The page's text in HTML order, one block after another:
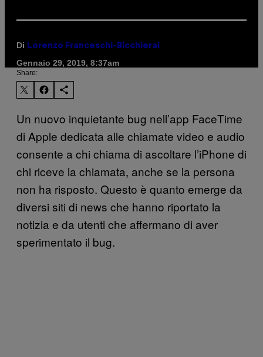
Di Lorenzo Franceschi-Bicchierai
Gennaio 29, 2019, 8:37am
Share:
Un nuovo inquietante bug nell’app FaceTime
di Apple dedicata alle chiamate video e audio
consente a chi chiama di ascoltare l’iPhone di
chi riceve la chiamata, anche se la persona
non ha risposto. Questo è quanto emerge da
diversi siti di news che hanno riportato la
notizia e da utenti che affermano di aver
sperimentato il bug.